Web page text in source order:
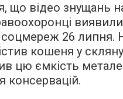
що відео знущань
виявили
соцмереж 26 липня.
кошеня у
цю ємкість